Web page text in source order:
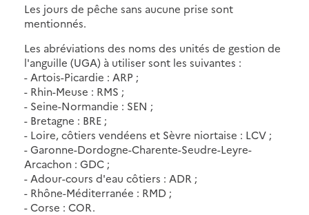
Les jours de pêche sans aucune prise sont
mentionnés.
Les abréviations des noms des unités de gestion de
l'anguille (UGA) à utiliser sont les suivantes :
- Artois-Picardie : ARP ;
- Rhin-Meuse : RMS ;
- Seine-Normandie : SEN ;
- Bretagne : BRE ;
- Loire, côtiers vendéens et Sèvre niortaise : LCV ;
- Garonne-Dordogne-Charente-Seudre-Leyre-
Arcachon : GDC ;
- Adour-cours d'eau côtiers : ADR ;
- Rhône-Méditerranée : RMD ;
- Corse : COR.